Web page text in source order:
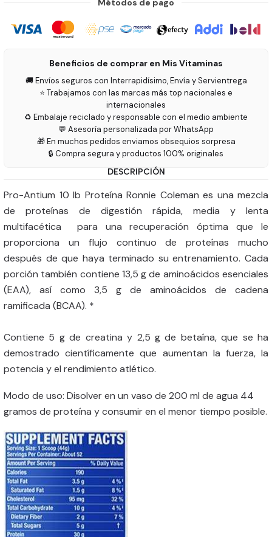
Beneficios de comprar en Mis Vitaminas
🚚 Envíos seguros con Interrapidísimo, Envía y Servientrega
⭐ Trabajamos con las marcas más top nacionales e
internacionales
♻️ Embalaje reciclado y responsable con el medio ambiente
💬 Asesoría personalizada por WhatsApp
🎁 En muchos pedidos enviamos obsequios sorpresa
🔒 Compra segura y productos 100% originales
DESCRIPCIÓN
Pro-Antium 10 lb Proteína Ronnie Coleman es una mezcla
de proteínas de digestión rápida, media y lenta
multifacética para una recuperación óptima que le
proporciona un flujo continuo de proteínas mucho
después de que haya terminado su entrenamiento. Cada
porción también contiene 13,5 g de aminoácidos esenciales
(EAA), así como 3,5 g de aminoácidos de cadena
ramificada (BCAA). *
Contiene 5 g de creatina y 2,5 g de betaína, que se ha
demostrado científicamente que aumentan la fuerza, la
potencia y el rendimiento atlético.
Modo de uso: Disolver en un vaso de 200 ml de agua 44
gramos de proteína y consumir en el menor tiempo posible.